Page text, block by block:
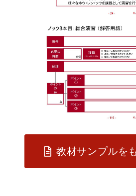
教材サンプルを